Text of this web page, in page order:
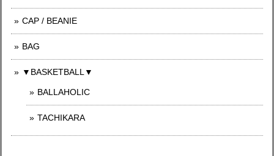
CAP / BEANIE
BAG
▼BASKETBALL▼
BALLAHOLIC
TACHIKARA